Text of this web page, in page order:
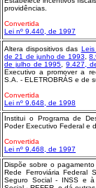
providências.
Convertida
Lei nº 9.440, de 1997
Altera dispositivos das
de 21 de junho de 1993,
de julho de 1995,9.427,
Executivo a promover a
S.A. - ELETROBRÁS e de
Convertida
Lei nº 9.648, de 1998
Institui o Programa de
Poder Executivo Federal e
Convertida
Lei nº 9.468, de 1997
Dispõe sobre o
Rede Ferroviária Federal
Seguro Social - INSS e à